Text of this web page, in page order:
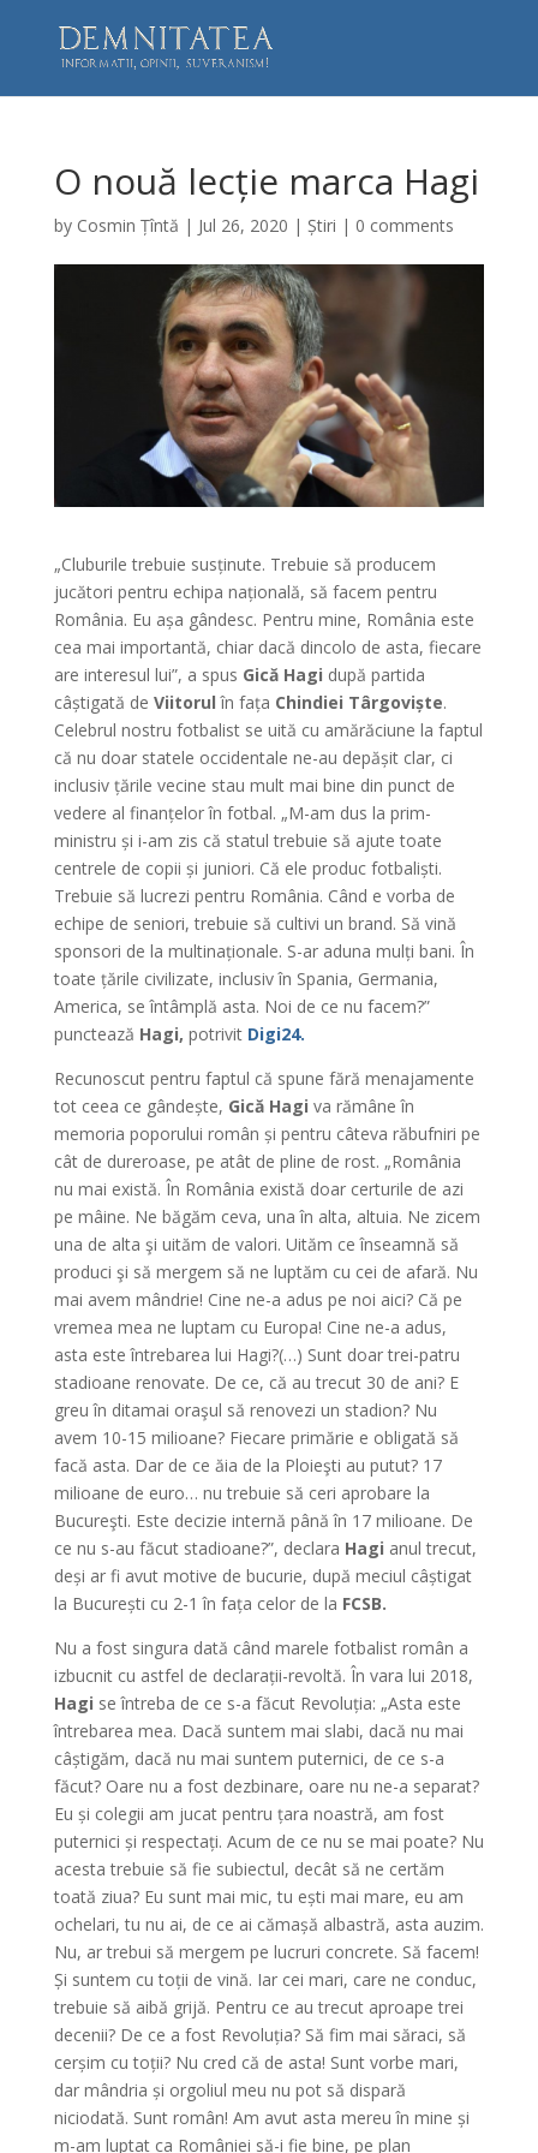
O nouă lecție marca Hagi
by Cosmin Țîntă | Jul 26, 2020 | Știri | 0 comments
„Cluburile trebuie susținute. Trebuie să producem
jucători pentru echipa națională, să facem pentru
România. Eu așa gândesc. Pentru mine, România este
cea mai importantă, chiar dacă dincolo de asta, fiecare
are interesul lui”, a spus Gică Hagi după partida
câștigată de Viitorul în fața Chindiei Târgoviște.
Celebrul nostru fotbalist se uită cu amărăciune la faptul
că nu doar statele occidentale ne-au depășit clar, ci
inclusiv țările vecine stau mult mai bine din punct de
vedere al finanțelor în fotbal. „M-am dus la prim-
ministru și i-am zis că statul trebuie să ajute toate
centrele de copii și juniori. Că ele produc fotbaliști.
Trebuie să lucrezi pentru România. Când e vorba de
echipe de seniori, trebuie să cultivi un brand. Să vină
sponsori de la multinaționale. S-ar aduna mulți bani. În
toate țările civilizate, inclusiv în Spania, Germania,
America, se întâmplă asta. Noi de ce nu facem?”
punctează Hagi, potrivit Digi24.
Recunoscut pentru faptul că spune fără menajamente
tot ceea ce gândește, Gică Hagi va rămâne în
memoria poporului român și pentru câteva răbufniri pe
cât de dureroase, pe atât de pline de rost. „România
nu mai există. În România există doar certurile de azi
pe mâine. Ne băgăm ceva, una în alta, altuia. Ne zicem
una de alta şi uităm de valori. Uităm ce înseamnă să
produci şi să mergem să ne luptăm cu cei de afară. Nu
mai avem mândrie! Cine ne-a adus pe noi aici? Că pe
vremea mea ne luptam cu Europa! Cine ne-a adus,
asta este întrebarea lui Hagi?(…) Sunt doar trei-patru
stadioane renovate. De ce, că au trecut 30 de ani? E
greu în ditamai oraşul să renovezi un stadion? Nu
avem 10-15 milioane? Fiecare primărie e obligată să
facă asta. Dar de ce ăia de la Ploieşti au putut? 17
milioane de euro… nu trebuie să ceri aprobare la
Bucureşti. Este decizie internă până în 17 milioane. De
ce nu s-au făcut stadioane?”, declara Hagi anul trecut,
deși ar fi avut motive de bucurie, după meciul câștigat
la București cu 2-1 în fața celor de la FCSB.
Nu a fost singura dată când marele fotbalist român a
izbucnit cu astfel de declarații-revoltă. În vara lui 2018,
Hagi se întreba de ce s-a făcut Revoluția: „Asta este
întrebarea mea. Dacă suntem mai slabi, dacă nu mai
câștigăm, dacă nu mai suntem puternici, de ce s-a
făcut? Oare nu a fost dezbinare, oare nu ne-a separat?
Eu și colegii am jucat pentru țara noastră, am fost
puternici și respectați. Acum de ce nu se mai poate? Nu
acesta trebuie să fie subiectul, decât să ne certăm
toată ziua? Eu sunt mai mic, tu ești mai mare, eu am
ochelari, tu nu ai, de ce ai cămașă albastră, asta auzim.
Nu, ar trebui să mergem pe lucruri concrete. Să facem!
Și suntem cu toții de vină. Iar cei mari, care ne conduc,
trebuie să aibă grijă. Pentru ce au trecut aproape trei
decenii? De ce a fost Revoluția? Să fim mai săraci, să
cerșim cu toții? Nu cred că de asta! Sunt vorbe mari,
dar mândria și orgoliul meu nu pot să dispară
niciodată. Sunt român! Am avut asta mereu în mine și
m-am luptat ca României să-i fie bine, pe plan